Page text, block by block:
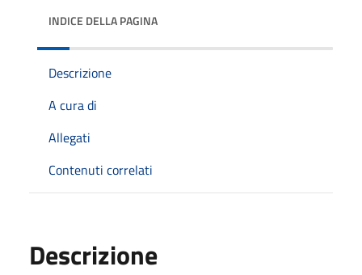
INDICE DELLA PAGINA
Descrizione
A cura di
Allegati
Contenuti correlati
Descrizione